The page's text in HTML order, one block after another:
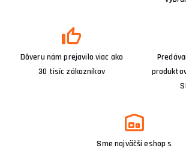
Dôveru nám prejavilo viac ako
30 tisíc zákazníkov
Sme najväčší eshop s